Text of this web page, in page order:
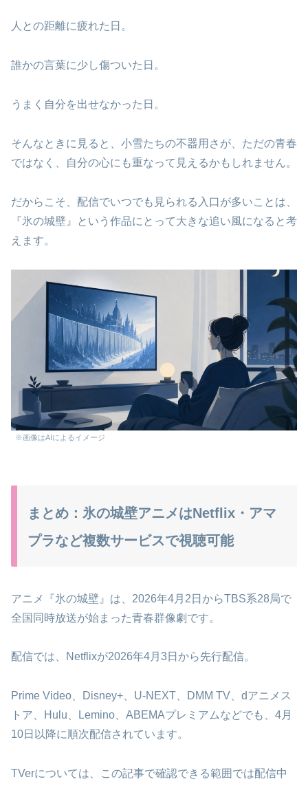
人との距離に疲れた日。
誰かの言葉に少し傷ついた日。
うまく自分を出せなかった日。
そんなときに見ると、小雪たちの不器用さが、ただの青春
ではなく、自分の心にも重なって見えるかもしれません。
だからこそ、配信でいつでも見られる入口が多いことは、
『氷の城壁』という作品にとって大きな追い風になると考
えます。
※画像はAIによるイメージ
まとめ：氷の城壁アニメはNetflix・アマ
プラなど複数サービスで視聴可能
アニメ『氷の城壁』は、2026年4月2日からTBS系28局で
全国同時放送が始まった青春群像劇です。
配信では、Netflixが2026年4月3日から先行配信。
Prime Video、Disney+、U-NEXT、DMM TV、dアニメス
トア、Hulu、Lemino、ABEMAプレミアムなどでも、4月
10日以降に順次配信されています。
TVerについては、この記事で確認できる範囲では配信中